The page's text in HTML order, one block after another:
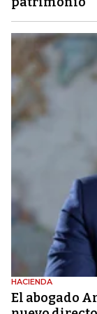
HACIENDA
El abogado